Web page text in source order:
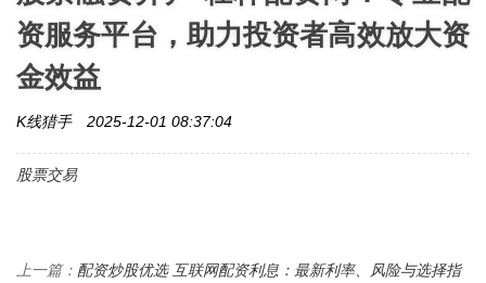
资服务平台，助力投资者高效放大资
金效益
K线猎手 2025-12-01 08:37:04
股票交易
上一篇： 配资炒股优选 互联网配资利息：最新利率、风险与选择指